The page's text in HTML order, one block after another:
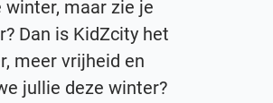
maar zie je
Dan is KidZcity het
meer vrijheid en
jullie deze winter?